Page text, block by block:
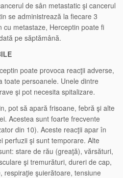
de sân metastatic şi cancerul
se administrează la fiecare 3
metastaze, Herceptin poate fi
pe săptămână.
poate provoca reacţii adverse,
toate persoanele. Unele dintre
şi pot necesita spitalizare.
pot să apară frisoane, febră şi alte
Acestea sunt foarte frecvente
din 10). Aceste reacţii apar în
perfuzii şi sunt temporare. Alte
stare de rău (greaţă), vărsături,
şi tremurături, dureri de cap,
respiraţie şuierătoare, tensiune